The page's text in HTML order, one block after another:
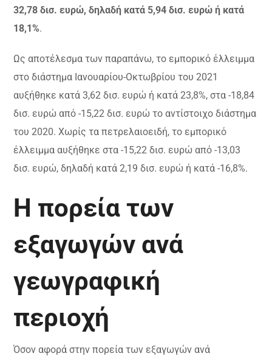
32,78 δισ. ευρώ, δηλαδή κατά 5,94 δισ. ευρώ ή κατά
18,1%.
Ως αποτέλεσμα των παραπάνω, το εμπορικό έλλειμμα
στο διάστημα Ιανουαρίου-Οκτωβρίου του 2021
αυξήθηκε κατά 3,62 δισ. ευρώ ή κατά 23,8%, στα -18,84
δισ. ευρώ από -15,22 δισ. ευρώ το αντίστοιχο διάστημα
του 2020. Χωρίς τα πετρελαιοειδή, το εμπορικό
έλλειμμα αυξήθηκε στα -15,22 δισ. ευρώ από -13,03
δισ. ευρώ, δηλαδή κατά 2,19 δισ. ευρώ ή κατά -16,8%.
Η πορεία των
εξαγωγών ανά
γεωγραφική
περιοχή
Όσον αφορά στην πορεία των εξαγωγών ανά